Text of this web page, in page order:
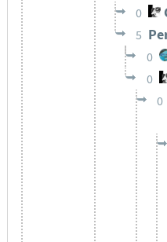
0
5
0
0
0